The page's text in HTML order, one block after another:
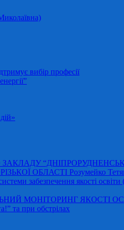
вибір професії
ЗАКЛАДУ
ОБЛАСТІ Розумейко
забезпечення якості
МОНІТОРИНГ ЯКОСТІ
та при обстрілах